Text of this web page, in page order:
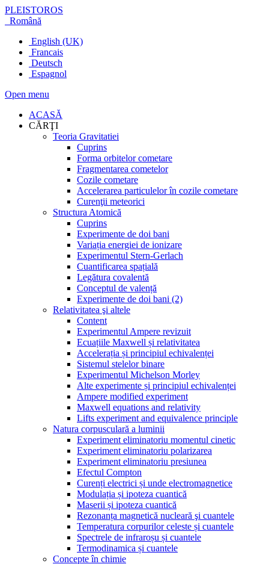
PLEISTOROS
Română
English (UK)
Francais
Deutsch
Espagnol
Open menu
ACASĂ
CĂRŢI
Teoria Gravitatiei
Cuprins
Forma orbitelor cometare
Fragmentarea cometelor
Cozile cometare
Accelerarea particulelor în cozile cometare
Curenţii meteorici
Structura Atomică
Cuprins
Experimente de doi bani
Variația energiei de ionizare
Experimentul Stern-Gerlach
Cuantificarea spațială
Legătura covalentă
Conceptul de valență
Experimente de doi bani (2)
Relativitatea şi altele
Content
Experimentul Ampere revizuit
Ecuațiile Maxwell și relativitatea
Accelerația și principiul echivalenței
Sistemul stelelor binare
Experimentul Michelson Morley
Alte experimente și principiul echivalenței
Ampere modified experiment
Maxwell equations and relativity
Lifts experiment and equivalence principle
Natura corpusculară a luminii
Experiment eliminatoriu momentul cinetic
Experiment eliminatoriu polarizarea
Experiment eliminatoriu presiunea
Efectul Compton
Curenți electrici și unde electromagnetice
Modulația și ipoteza cuantică
Maserii și ipoteza cuantică
Rezonanța magnetică nucleară şi cuantele
Temperatura corpurilor celeste și cuantele
Spectrele de infraroșu și cuantele
Termodinamica și cuantele
Concepte în chimie